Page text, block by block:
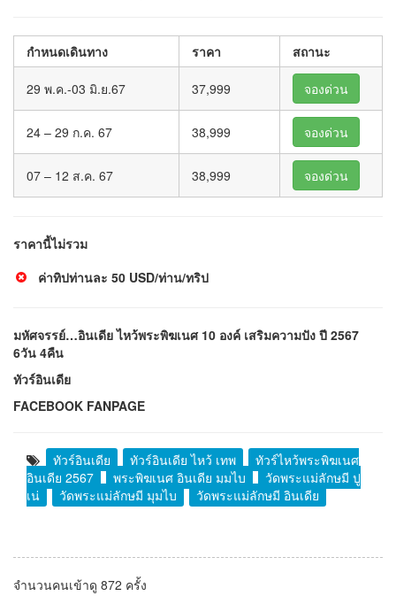
กำหนดเดินทาง ราคา สถานะ
29 พ.ค.-03 มิ.ย.67 37,999 จองด่วน
24 – 29 ก.ค. 67 38,999 จองด่วน
07 – 12 ส.ค. 67 38,999 จองด่วน
ราคานี้ไม่รวม
ค่าทิปท่านละ 50 USD/ท่าน/ทริป
มหัศจรรย์…อินเดีย ไหว้พระพิฆเนศ 10 องค์ เสริมความปัง ปี 2567
6วัน 4คืน
ทัวร์อินเดีย
FACEBOOK FANPAGE
ทัวร์อินเดีย ทัวร์อินเดีย ไหว้ เทพ
ทัวร์ไหว้พระพิฆเนศ
อินเดีย 2567
พระพิฆเนศ อินเดีย มุมไบ
วัดพระแม่ลักษมี ปู
เน่
วัดพระแม่ลักษมี มุมไบ วัดพระแม่ลักษมี อินเดีย
จำนวนคนเข้าดู 872 ครั้ง